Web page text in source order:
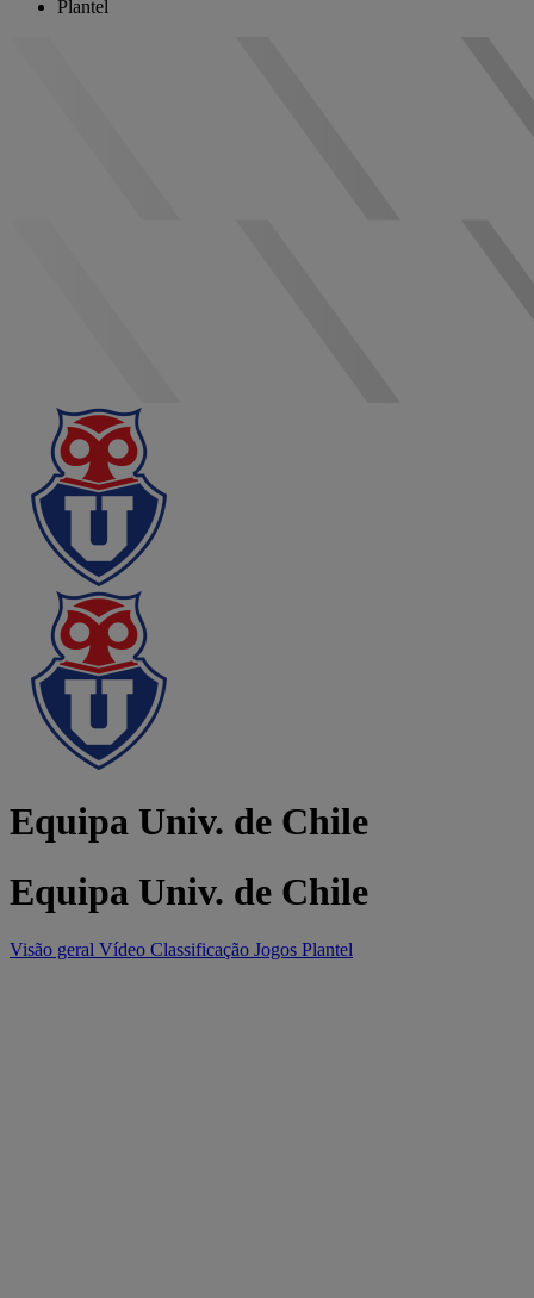
Plantel
Equipa Univ. de Chile
Equipa Univ. de Chile
Visão geral Vídeo Classificação Jogos Plantel